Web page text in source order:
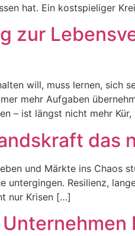
hat. Ein kostspieliger
zur
will, muss lernen, sich
mehr Aufgaben
– ist längst nicht mehr
das
und Märkte ins Chaos
Resilienz,
nur Krisen […]